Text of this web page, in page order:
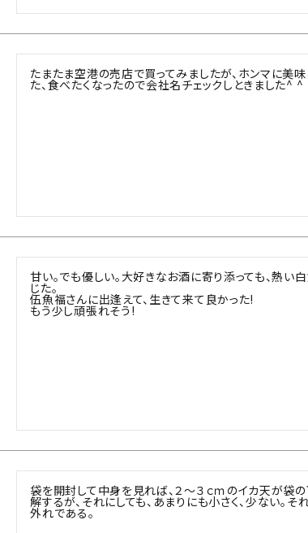
たまたま空港の売店で買ってみましたが、ホンマに美
た、食べたくなったので会社名チェックしときました^ ^
甘い。でも優しい。大好きなお酒に寄り添っても、熱い
じた。
伍魚福さんに出逢えて、生きて来て良かった!
もう少し頑張れそう!
袋を開封して中身を見れば、２～３ｃｍのイカ天が袋
解するが、それにしても、あまりにも小さく、少ない。
外れである。